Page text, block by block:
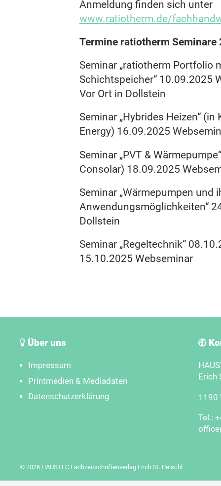
Anmeldung finden sich unter
www.ratiotherm.de/
Termine ratiotherm Seminare
Seminar „ratiotherm Portfolio
Schichtspeicher“ 10.09.2025
Vor Ort in Dollstein
Seminar „Hybrides Heizen“
Energy) 16.09.2025
Seminar „PVT &
Consolar) 18.09.2025
Seminar „Wärmepumpen und
Anwendungsmöglichkeiten“
Dollstein
Seminar „Regeltechnik“
15.10.2025 Webseminar
Über uns
Impressum
Printmedien & Mediadaten
Datenschutzerklärung
Erich
1190
Tel.:
© 2026 HAUSTEC Fachzeitschriftenverlag Erich St. Peischl